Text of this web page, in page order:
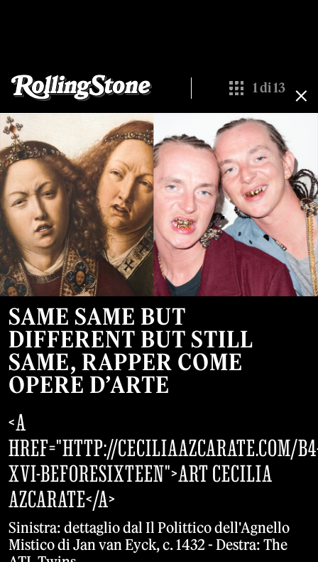
Show All
1di13
SAME SAME BUT
DIFFERENT BUT STILL
SAME, RAPPER COME
OPERE D’ARTE
<A
HREF="HTTP://CECILIAAZCARATE.COM/
XVI-BEFORESIXTEEN">ART CECILIA
AZCARATE</A>
Sinistra: dettaglio dal Il Polittico dell'Agnello
Mistico di Jan van Eyck, c. 1432 - Destra: The